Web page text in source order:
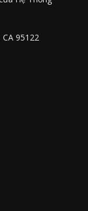
95122